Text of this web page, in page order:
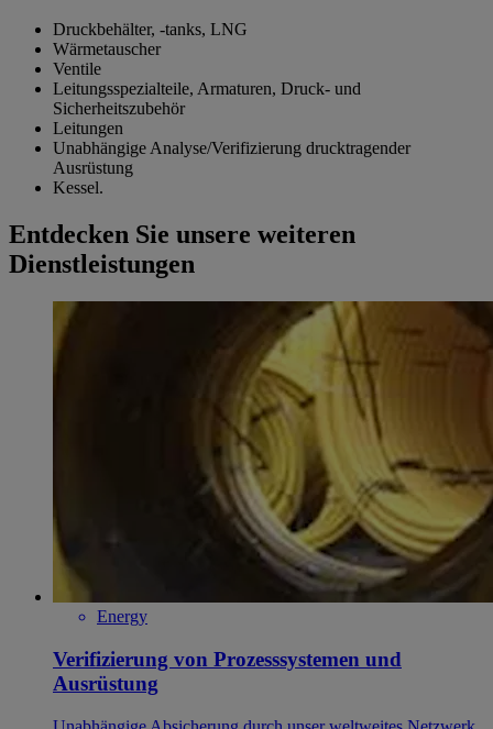
Druckbehälter, -tanks, LNG
Wärmetauscher
Ventile
Leitungsspezialteile, Armaturen, Druck- und
Sicherheitszubehör
Leitungen
Unabhängige Analyse/Verifizierung drucktragender
Ausrüstung
Kessel.
Entdecken Sie unsere weiteren
Dienstleistungen
Energy
Verifizierung von Prozesssystemen und
Ausrüstung